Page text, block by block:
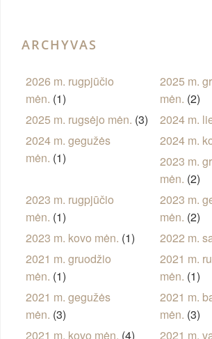
ARCHYVAS
2026 m. rugpjūčio
mėn. (1)
2025 m.
mėn. (2)
2025 m. rugsėjo mėn. (3) 2024 m.
2024 m. gegužės
mėn. (1)
2024 m.
2023 m.
mėn. (2)
2023 m. rugpjūčio
mėn. (1)
2023 m.
mėn. (2)
2023 m. kovo mėn. (1) 2022 m.
2021 m. gruodžio
mėn. (1)
2021 m.
mėn. (1)
2021 m. gegužės
mėn. (3)
2021 m.
mėn. (3)
2021 m. kovo mėn. (4) 2021 m.